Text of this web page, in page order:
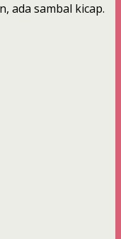
ada sambal kicap.